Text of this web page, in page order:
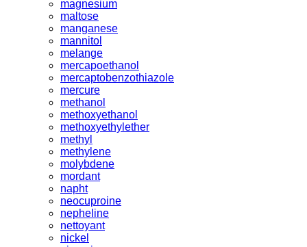
magnesium
maltose
manganese
mannitol
melange
mercapoethanol
mercaptobenzothiazole
mercure
methanol
methoxyethanol
methoxyethylether
methyl
methylene
molybdene
mordant
napht
neocuproine
nepheline
nettoyant
nickel